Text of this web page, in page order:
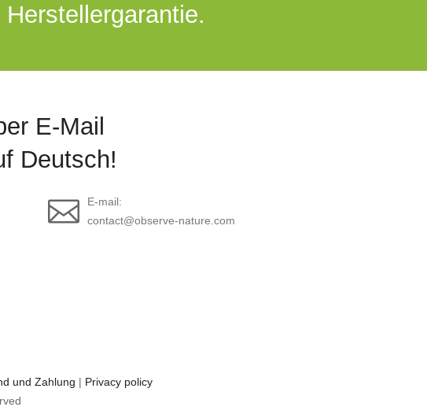
E-Mail
Deutsch!
E-mail:
contact@observe-nature.com
und Zahlung | Privacy policy